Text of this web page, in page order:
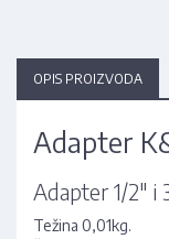
OPIS PROIZVODA
Adapter
Adapter 1/2" i
Težina 0,01kg.